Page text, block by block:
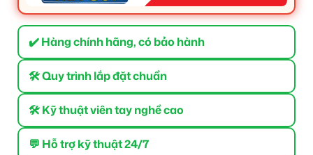
✔️ Hàng chính hãng, có bảo hành
🛠 Quy trình lắp đặt chuẩn
🛠 Kỹ thuật viên tay nghề cao
💬 Hỗ trợ kỹ thuật 24/7